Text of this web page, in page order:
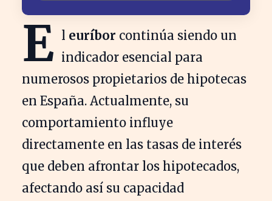
E l euríbor continúa siendo un
indicador esencial para
numerosos propietarios de hipotecas
en España. Actualmente, su
comportamiento influye
directamente en las tasas de interés
que deben afrontar los hipotecados,
afectando así su capacidad